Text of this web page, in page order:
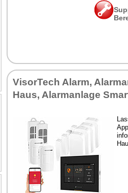
VisorTech Alarm,
Haus, Alarmanlage